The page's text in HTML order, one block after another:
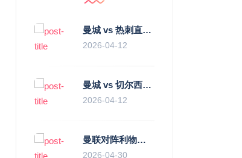
曼城 vs 热刺直播：瓜迪奥拉的“无锋阵”是天才设计还是自废武功？
2026-04-12
曼城 vs 切尔西直播复盘：瓜帅的“伪九”陷阱，如何绞杀蓝军的“三中卫”？
2026-04-12
曼联对阵利物浦，老特拉福德的红色心跳与蓝色暗涌
2026-04-30